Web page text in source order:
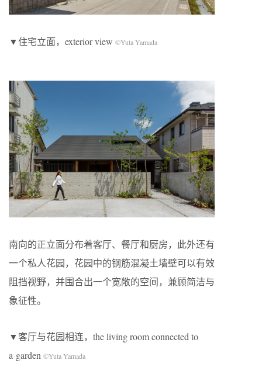
▼住宅立面，exterior view ©Yuta Yamada
南向的正立面分布着客厅、餐厅和厨房，此外还有
一个私人花园，花园中的钢筋混凝土墙壁可以有效
阻挡视野，并围合出一个宽敞的空间，兼顾简洁与
象征性。
▼客厅与花园相连，the living room connected to
a garden ©Yuta Yamada